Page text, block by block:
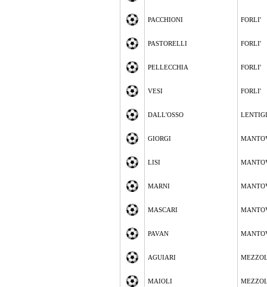
PACCHIONI FORLI'
PASTORELLI FORLI'
PELLECCHIA FORLI'
VESI FORLI'
DALL'OSSO
GIORGI
LISI
MARNI
MASCARI
PAVAN
AGUIARI
MAIOLI